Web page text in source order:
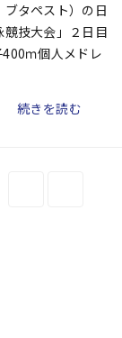
タペスト）の日
技大会」２日目
ｍ個人メドレ
続きを読む